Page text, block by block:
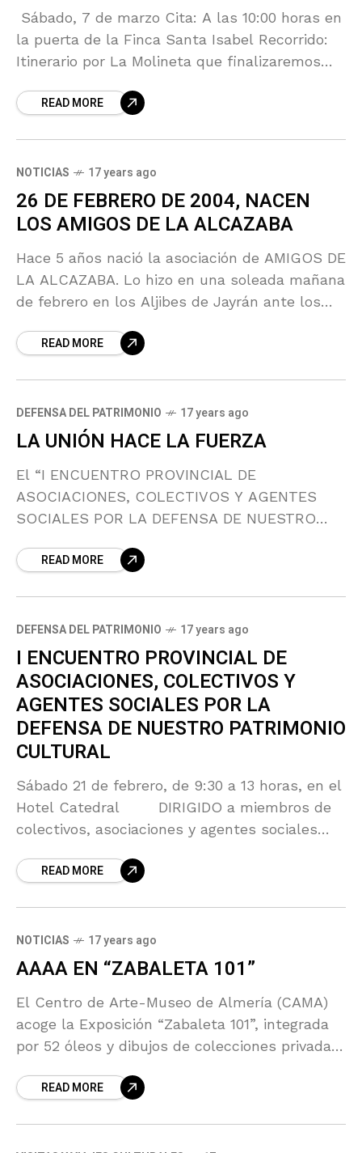
Sábado, 7 de marzo Cita: A las 10:00 horas en
la puerta de la Finca Santa Isabel Recorrido:
Itinerario por La Molineta que finalizaremos
READ MORE
NOTICIAS 17 years ago
26 DE FEBRERO DE 2004, NACEN
LOS AMIGOS DE LA ALCAZABA
Hace 5 años nació la asociación de AMIGOS DE
LA ALCAZABA. Lo hizo en una soleada mañana
de febrero en los Aljibes de Jayrán ante los
READ MORE
DEFENSA DEL PATRIMONIO 17 years ago
LA UNIÓN HACE LA FUERZA
El “I ENCUENTRO PROVINCIAL DE
ASOCIACIONES, COLECTIVOS Y AGENTES
SOCIALES POR LA DEFENSA DE NUESTRO
organizado por nuestra asociación AMIGOS DE
READ MORE
DEFENSA DEL PATRIMONIO 17 years ago
I ENCUENTRO PROVINCIAL DE
ASOCIACIONES, COLECTIVOS Y
AGENTES SOCIALES POR LA
DEFENSA DE NUESTRO PATRIMONIO
CULTURAL
Sábado 21 de febrero, de 9:30 a 13 horas, en el
Hotel Catedral DIRIGIDO a miembros de
colectivos, asociaciones y agentes sociales
READ MORE
NOTICIAS 17 years ago
AAAA EN “ZABALETA 101”
El Centro de Arte-Museo de Almería (CAMA)
acoge la Exposición “Zabaleta 101”, integrada
por 52 óleos y dibujos de colecciones privadas
pintorREAD MORE